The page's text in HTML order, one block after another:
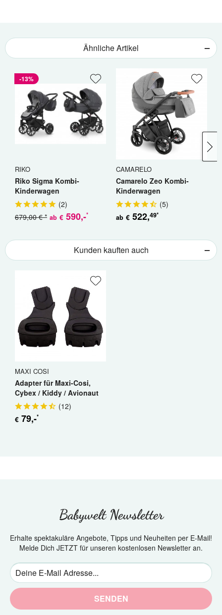
Ähnliche Artikel
-13%
RIKO
Riko Sigma Kombi-
Kinderwagen
(2)
ab € 590,-*
679,00 € *
CAMARELO
Camarelo Zeo Kombi-
Kinderwagen
(5)
ab € 522,49*
Kunden kauften auch
MAXI COSI
Adapter für Maxi-Cosi,
Cybex / Kiddy / Avionaut
(12)
€ 79,-*
Babywelt Newsletter
Erhalte spektakuläre Angebote, Tipps und Neuheiten per E-Mail!
Melde Dich JETZT für unseren kostenlosen Newsletter an.
SENDEN